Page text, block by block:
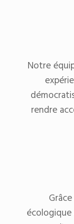
Notre
rendre